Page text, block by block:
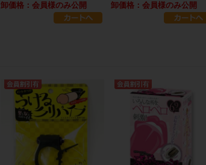
卸価格：会員様のみ公開 卸価格：会員様のみ公開